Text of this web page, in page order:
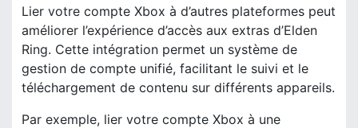
Lier votre compte Xbox à d’autres plateformes peut
améliorer l’expérience d’accès aux extras d’Elden
Ring. Cette intégration permet un système de
gestion de compte unifié, facilitant le suivi et le
téléchargement de contenu sur différents appareils.
Par exemple, lier votre compte Xbox à une